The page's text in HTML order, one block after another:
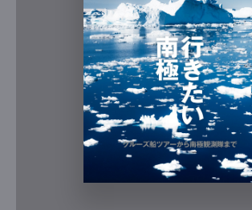
Art&Design WatchFashion
ProductCultureLifestyle
Pen Membership
Official Columnist
Contact